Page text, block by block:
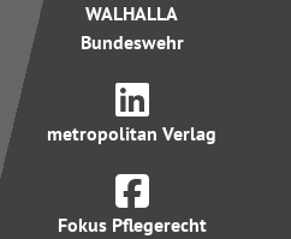
WALHALLA
Bundeswehr
metropolitan Verlag
Fokus Pflegerecht